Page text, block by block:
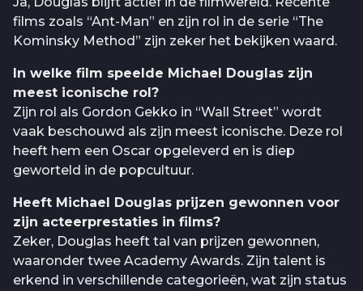
films zoals “Ant-Man” en zijn rol in de serie “The
Kominsky Method” zijn zeker het bekijken waard.
In welke film speelde Michael Douglas zijn
meest iconische rol?
Zijn rol als Gordon Gekko in “Wall Street” wordt
vaak beschouwd als zijn meest iconische. Deze rol
heeft hem een Oscar opgeleverd en is diep
geworteld in de popcultuur.
Heeft Michael Douglas prijzen gewonnen voor
zijn acteerprestaties in films?
Zeker, Douglas heeft tal van prijzen gewonnen,
waaronder twee Academy Awards. Zijn talent is
erkend in verschillende categorieën, wat zijn status